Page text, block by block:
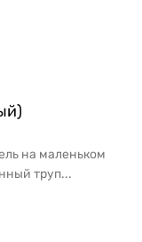
на маленьком
труп...